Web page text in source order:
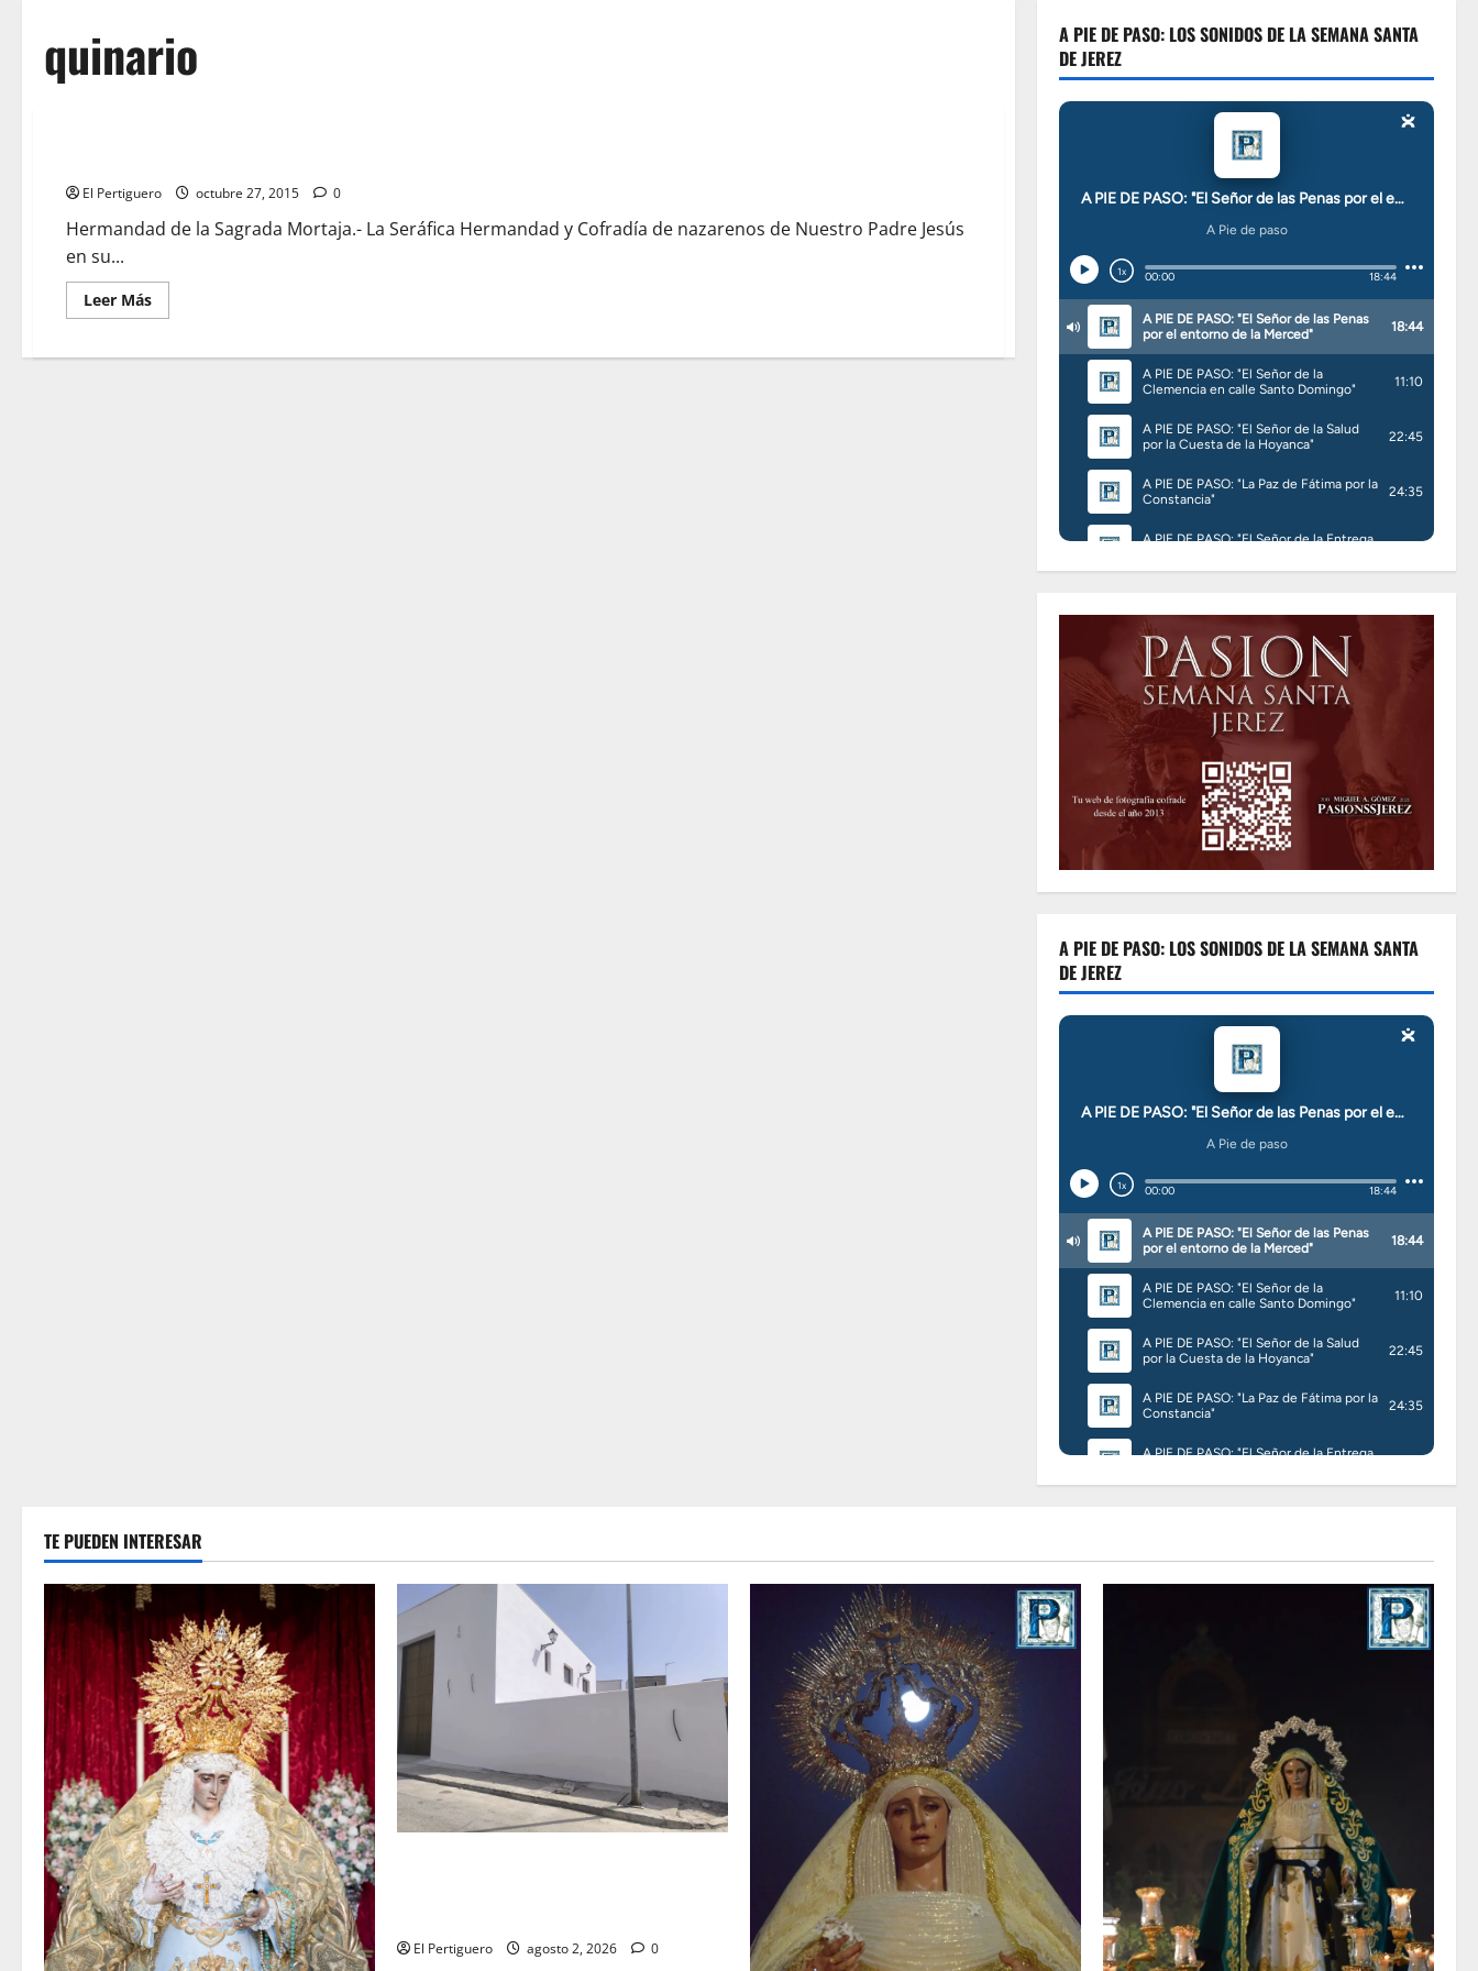
quinario
El Pertiguero octubre 27, 2015 0
Hermandad de la Sagrada Mortaja.- La Seráfica Hermandad y Cofradía de nazarenos de Nuestro Padre Jesús
en su...
Leer MásLeer
más
Quinario
A PIE DE PASO: LOS SONIDOS DE LA SEMANA SANTA
DE JEREZ
A PIE DE PASO: LOS SONIDOS DE LA SEMANA SANTA
DE JEREZ
TE PUEDEN INTERESAR
El Pertiguero agosto 2, 2026 0